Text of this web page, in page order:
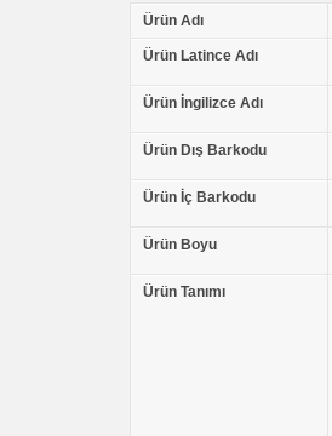
Ürün Adı
Ürün Latince Adı
Ürün İngilizce Adı
Ürün Dış Barkodu
Ürün İç Barkodu
Ürün Boyu
Ürün Tanımı